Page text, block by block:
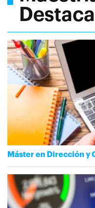
Máster en Dirección y